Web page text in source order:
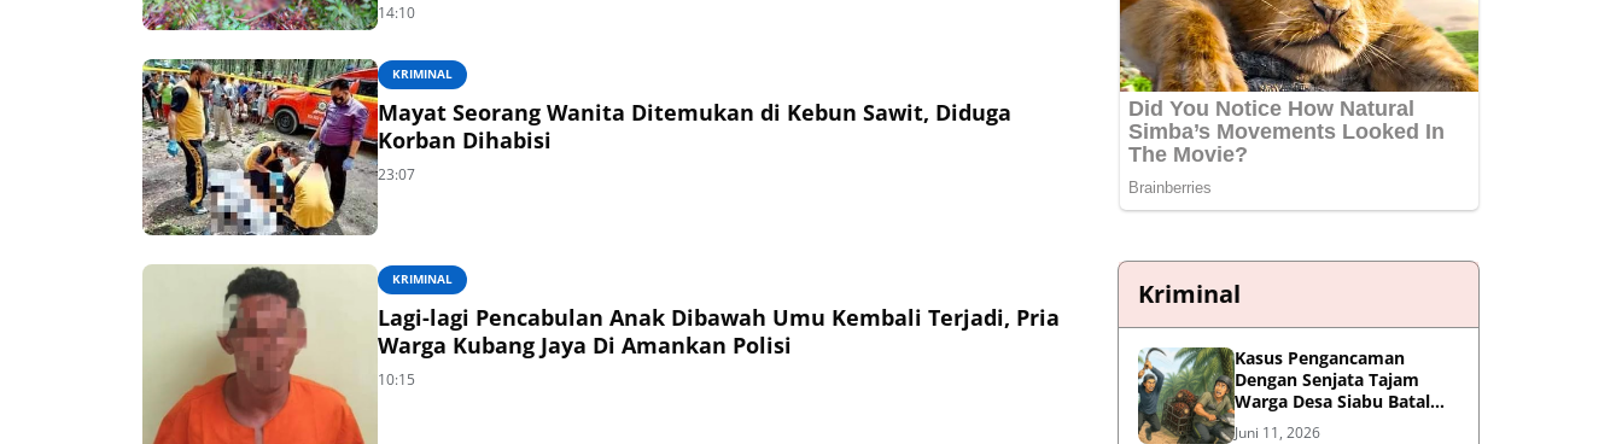
14:10
KRIMINAL
Mayat Seorang Wanita Ditemukan di Kebun Sawit, Diduga
Korban Dihabisi
23:07
KRIMINAL
Lagi-lagi Pencabulan Anak Dibawah Umu Kembali Terjadi, Pria
Warga Kubang Jaya Di Amankan Polisi
10:15
Kriminal
Kasus Pengancaman
Dengan Senjata Tajam
Warga Desa Siabu Batal
Damai, Pelaku Kabur
Juni 11, 2026